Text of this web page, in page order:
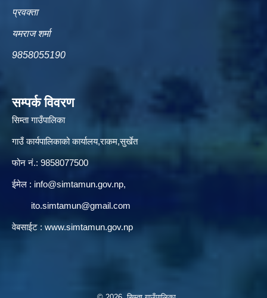
प्रवक्ता
यमराज शर्मा
9858055190
सम्पर्क विवरण
सिम्ता गाउँपालिका
गाउँ कार्यपालिकाको कार्यालय,राकम,सुर्खेत
फोन नं.: 9858077500
ईमेल‌ : info@simtamun.gov.np,
ito.simtamun@gmail.com
वेबसाईट : www.simtamun.gov.np